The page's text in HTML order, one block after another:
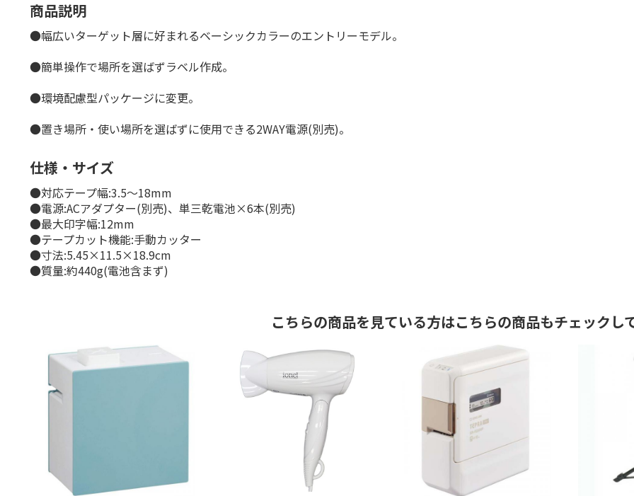
商品説明
●幅広いターゲット層に好まれるベーシックカラーのエントリーモデル。
●簡単操作で場所を選ばずラベル作成。
●環境配慮型パッケージに変更。
●置き場所・使い場所を選ばずに使用できる2WAY電源(別売)。
仕様・サイズ
●対応テープ幅:3.5～18mm
●電源:ACアダプター(別売)、単三乾電池×6本(別売)
●最大印字幅:12mm
●テープカット機能:手動カッター
●寸法:5.45×11.5×18.9cm
●質量:約440g(電池含まず)
こちらの商品を見ている方はこちらの商品もチェックし